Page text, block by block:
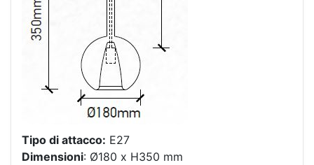
Tipo di attacco: E27
Dimensioni: Ø180 x H350 mm